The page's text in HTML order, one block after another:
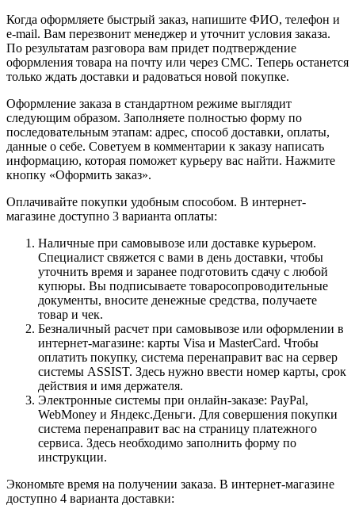
Когда оформляете быстрый заказ, напишите ФИО, телефон и
e-mail. Вам перезвонит менеджер и уточнит условия заказа.
По результатам разговора вам придет подтверждение
оформления товара на почту или через СМС. Теперь останется
только ждать доставки и радоваться новой покупке.
Оформление заказа в стандартном режиме выглядит
следующим образом. Заполняете полностью форму по
последовательным этапам: адрес, способ доставки, оплаты,
данные о себе. Советуем в комментарии к заказу написать
информацию, которая поможет курьеру вас найти. Нажмите
кнопку «Оформить заказ».
Оплачивайте покупки удобным способом. В интернет-
магазине доступно 3 варианта оплаты:
Наличные при самовывозе или доставке курьером.
Специалист свяжется с вами в день доставки, чтобы
уточнить время и заранее подготовить сдачу с любой
купюры. Вы подписываете товаросопроводительные
документы, вносите денежные средства, получаете
товар и чек.
Безналичный расчет при самовывозе или оформлении в
интернет-магазине: карты Visa и MasterCard. Чтобы
оплатить покупку, система перенаправит вас на сервер
системы ASSIST. Здесь нужно ввести номер карты, срок
действия и имя держателя.
Электронные системы при онлайн-заказе: PayPal,
WebMoney и Яндекс.Деньги. Для совершения покупки
система перенаправит вас на страницу платежного
сервиса. Здесь необходимо заполнить форму по
инструкции.
Экономьте время на получении заказа. В интернет-магазине
доступно 4 варианта доставки: